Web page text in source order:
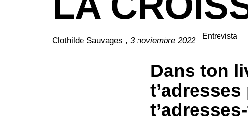
Clothilde Sauvages , 3 noviembre 2022 Entrevista
Dans ton